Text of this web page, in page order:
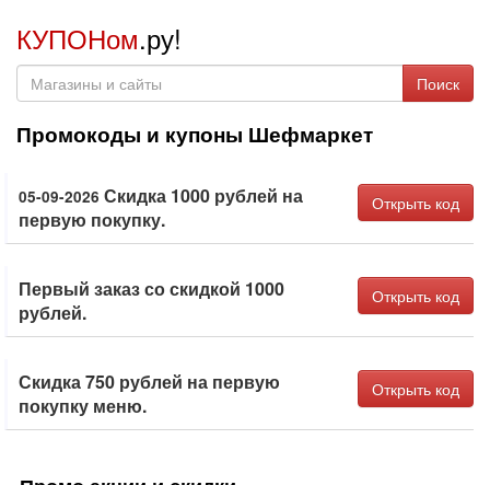
КУПОНом.ру!
Поиск
Промокоды и купоны Шефмаркет
05-09-2026 Скидка 1000 рублей на
первую покупку.
Открыть код
Первый заказ со скидкой 1000
рублей.
Открыть код
Скидка 750 рублей на первую
покупку меню.
Открыть код